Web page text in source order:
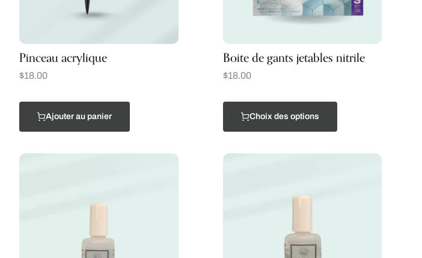
Pinceau acrylique
$18.00
Ajouter au panier
Boite de gants jetables nitrile
$18.00
Choix des options